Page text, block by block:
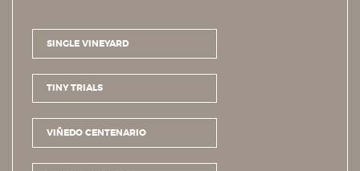
SINGLE VINEYARD
TINY TRIALS
VIÑEDO CENTENARIO